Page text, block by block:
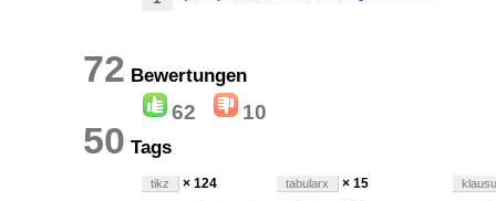
72 Bewertungen
62 10
50 Tags
tikz × 124 tabularx × 15